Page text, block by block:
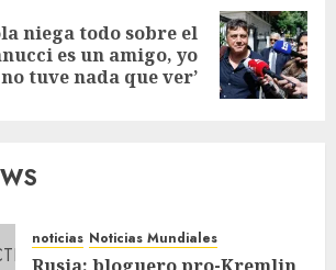
niega todo sobre el
es un amigo, yo
no tuve nada que ver’
noticias Noticias Mundiales